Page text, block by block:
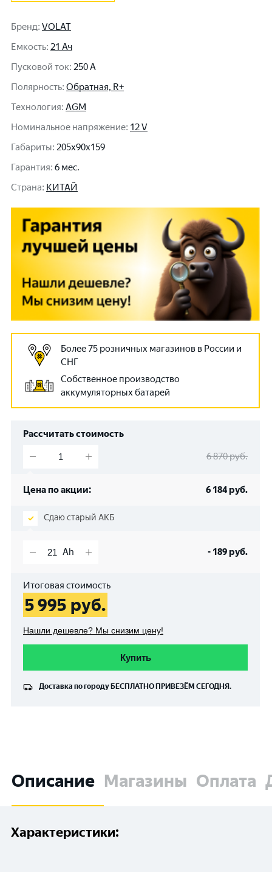
Бренд: VOLAT
Емкость: 21 Ач
Пусковой ток: 250 A
Полярность: Обратная, R+
Технология: AGM
Номинальное напряжение: 12 V
Габариты: 205x90x159
Гарантия: 6 мес.
Cтрана: КИТАЙ
Более 75 розничных магазинов в России и
СНГ
Собственное производство
аккумуляторных батарей
Рассчитать стоимость
6 870руб.
Цена по акции: 6 184руб.
Сдаю старый АКБ
- 189руб.
Итоговая стоимость
5 995 руб.
Нашли дешевле? Мы снизим цену!
Купить
Доставка по городу БЕСПЛАТНО ПРИВЕЗЁМ СЕГОДНЯ.
Описание Магазины Оплата
Характеристики: